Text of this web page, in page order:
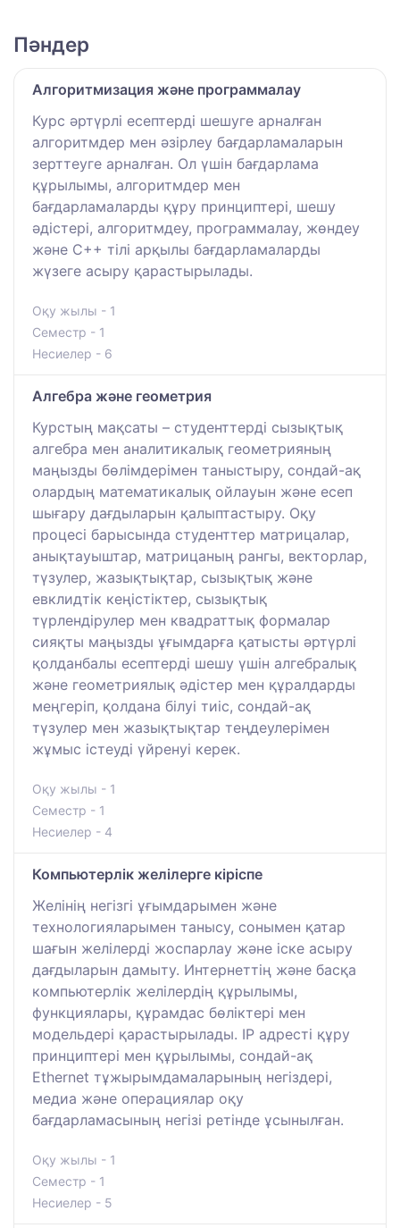
Пәндер
Алгоритмизация және программалау
Курс әртүрлі есептерді шешуге арналған
алгоритмдер мен әзірлеу бағдарламаларын
зерттеуге арналған. Ол үшін бағдарлама
құрылымы, алгоритмдер мен
бағдарламаларды құру принциптері, шешу
әдістері, алгоритмдеу, программалау, жөндеу
және C++ тілі арқылы бағдарламаларды
жүзеге асыру қарастырылады.
Оқу жылы - 1
Семестр - 1
Несиелер - 6
Алгебра және геометрия
Курстың мақсаты – студенттерді сызықтық
алгебра мен аналитикалық геометрияның
маңызды бөлімдерімен таныстыру, сондай-ақ
олардың математикалық ойлауын және есеп
шығару дағдыларын қалыптастыру. Оқу
процесі барысында студенттер матрицалар,
анықтауыштар, матрицаның рангы, векторлар,
түзулер, жазықтықтар, сызықтық және
евклидтік кеңістіктер, сызықтық
түрлендірулер мен квадраттық формалар
сияқты маңызды ұғымдарға қатысты әртүрлі
қолданбалы есептерді шешу үшін алгебралық
және геометриялық әдістер мен құралдарды
меңгеріп, қолдана білуі тиіс, сондай-ақ
түзулер мен жазықтықтар теңдеулерімен
жұмыс істеуді үйренуі керек.
Оқу жылы - 1
Семестр - 1
Несиелер - 4
Компьютерлік желілерге кіріспе
Желінің негізгі ұғымдарымен және
технологияларымен танысу, сонымен қатар
шағын желілерді жоспарлау және іске асыру
дағдыларын дамыту. Интернеттің және басқа
компьютерлік желілердің құрылымы,
функциялары, құрамдас бөліктері мен
модельдері қарастырылады. IP адресті құру
принциптері мен құрылымы, сондай-ақ
Ethernet тұжырымдамаларының негіздері,
медиа және операциялар оқу
бағдарламасының негізі ретінде ұсынылған.
Оқу жылы - 1
Семестр - 1
Несиелер - 5